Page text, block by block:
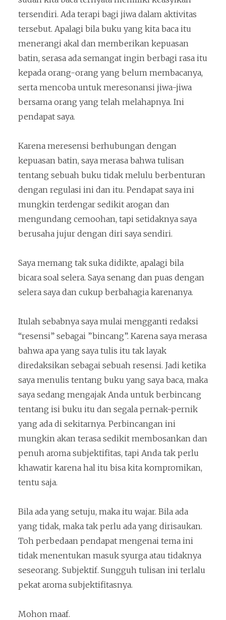
tersendiri. Ada terapi bagi jiwa dalam aktivitas
tersebut. Apalagi bila buku yang kita baca itu
menerangi akal dan memberikan kepuasan
batin, serasa ada semangat ingin berbagi rasa itu
kepada orang-orang yang belum membacanya,
serta mencoba untuk meresonansi jiwa-jiwa
bersama orang yang telah melahapnya. Ini
pendapat saya.
Karena meresensi berhubungan dengan
kepuasan batin, saya merasa bahwa tulisan
tentang sebuah buku tidak melulu berbenturan
dengan regulasi ini dan itu. Pendapat saya ini
mungkin terdengar sedikit arogan dan
mengundang cemoohan, tapi setidaknya saya
berusaha jujur dengan diri saya sendiri.
Saya memang tak suka didikte, apalagi bila
bicara soal selera. Saya senang dan puas dengan
selera saya dan cukup berbahagia karenanya.
Itulah sebabnya saya mulai mengganti redaksi
“resensi” sebagai ”bincang”. Karena saya merasa
bahwa apa yang saya tulis itu tak layak
diredaksikan sebagai sebuah resensi. Jadi ketika
saya menulis tentang buku yang saya baca, maka
saya sedang mengajak Anda untuk berbincang
tentang isi buku itu dan segala pernak-pernik
yang ada di sekitarnya. Perbincangan ini
mungkin akan terasa sedikit membosankan dan
penuh aroma subjektifitas, tapi Anda tak perlu
khawatir karena hal itu bisa kita kompromikan,
tentu saja.
Bila ada yang setuju, maka itu wajar. Bila ada
yang tidak, maka tak perlu ada yang dirisaukan.
Toh perbedaan pendapat mengenai tema ini
tidak menentukan masuk syurga atau tidaknya
seseorang. Subjektif. Sungguh tulisan ini terlalu
pekat aroma subjektifitasnya.
Mohon maaf.